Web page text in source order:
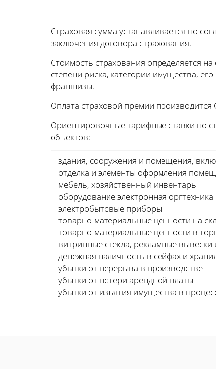
Страховая сумма устанавливается по
заключения договора страхования.
Стоимость страхования определяется
степени риска, категории имущества,
франшизы.
Оплата страховой премии
Ориентировочные тарифные ставки по
объектов:
здания, сооружения и помещения,
отделка и элементы оформления
мебель, хозяйственный инвентарь
оборудование электронная оргтехника
электробытовые приборы
товарно-материальные ценности на
товарно-материальные ценности в
витринные стекла, рекламные вывески
денежная наличность в сейфах и
убытки от перерыва в производстве
убытки от потери арендной платы
убытки от изъятия имущества в